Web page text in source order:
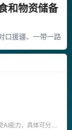
和物资储备
口援疆、一带一路